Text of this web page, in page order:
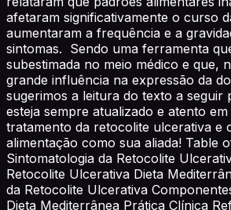
afetaram significativamente o curso
aumentaram a frequência e a
sintomas. Sendo uma ferramenta
subestimada no meio médico e que,
grande influência na expressão da
sugerimos a leitura do texto a seguir
esteja sempre atualizado e atento
tratamento da retocolite ulcerativa e
alimentação como sua aliada! Table
Sintomatologia da Retocolite
Retocolite Ulcerativa Dieta
da Retocolite Ulcerativa
Dieta Mediterrânea Prática Clínica